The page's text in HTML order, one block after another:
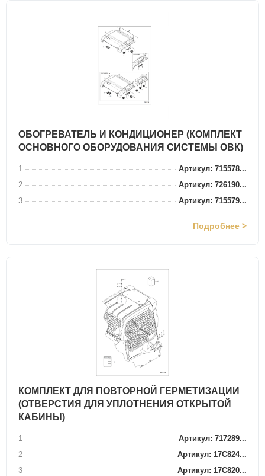
ОБОГРЕВАТЕЛЬ И КОНДИЦИОНЕР (КОМПЛЕКТ
ОСНОВНОГО ОБОРУДОВАНИЯ СИСТЕМЫ ОВК)
1
Артикул: 715578...
2
Артикул: 726190...
3
Артикул: 715579...
Подробнее >
КОМПЛЕКТ ДЛЯ ПОВТОРНОЙ ГЕРМЕТИЗАЦИИ
(ОТВЕРСТИЯ ДЛЯ УПЛОТНЕНИЯ ОТКРЫТОЙ
КАБИНЫ)
1
Артикул: 717289...
2
Артикул: 17C824...
3
Артикул: 17C820...